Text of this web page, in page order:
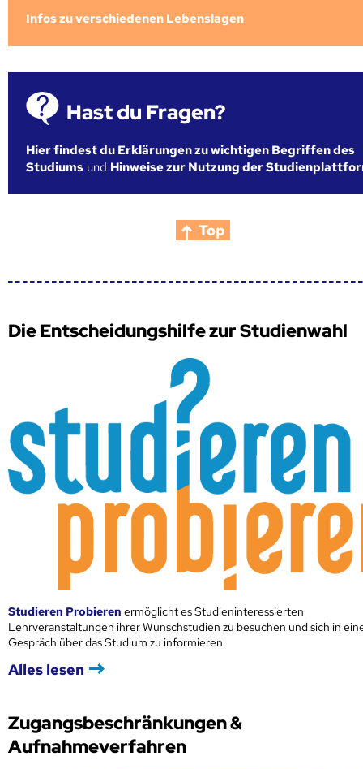
Infos zu verschiedenen Lebenslagen
Hast du Fragen?
Hier findest du Erklärungen zu wichtigen Begriffen des
Studiums und Hinweise zur Nutzung der
Top
Die Entscheidungshilfe zur Studienwahl
Studieren Probieren ermöglicht es Studieninteressierten
Lehrveranstaltungen ihrer Wunschstudien zu besuchen und sich in
Gespräch über das Studium zu informieren.
Alles lesen
Zugangsbeschränkungen &
Aufnahmeverfahren